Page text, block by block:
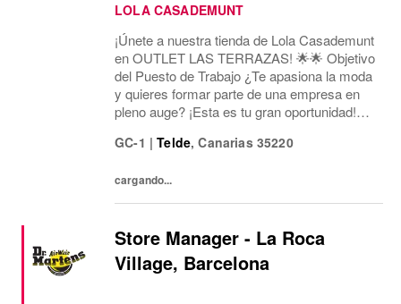
LOLA CASADEMUNT
¡Únete a nuestra tienda de Lola Casademunt
en OUTLET LAS TERRAZAS! 🌟🌟 Objetivo
del Puesto de Trabajo ¿Te apasiona la moda
y quieres formar parte de una empresa en
pleno auge? ¡Esta es tu gran oportunidad!
para nuestra tienda en Lola Casademunt
GC-1 | Telde,Canarias 35220
cargando...
Store Manager - La Roca
Village, Barcelona